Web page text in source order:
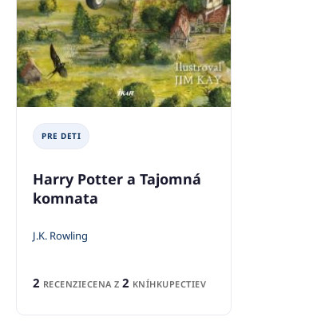
PRE DETI
Harry Potter a Tajomná
komnata
J.K. Rowling
2 RECENZIECENA Z 2 KNÍHKUPECTIEV